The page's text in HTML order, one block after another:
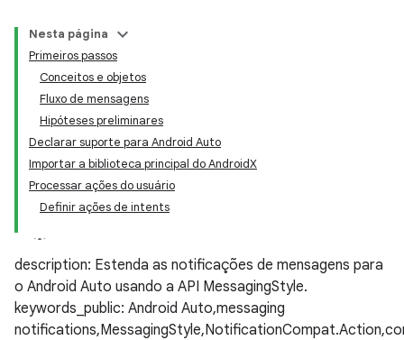
Nesta página
Primeiros passos
Conceitos e objetos
Fluxo de mensagens
Hipóteses preliminares
Declarar suporte para Android Auto
Importar a biblioteca principal do AndroidX
Processar ações do usuário
Definir ações de intents
description: Estenda as notificações de mensagens para
o Android Auto usando a API MessagingStyle.
keywords_public: Android Auto,messaging